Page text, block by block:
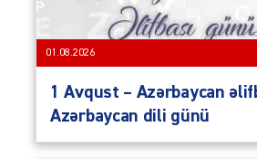
01.08.2026
1 Avqust – Azərbaycan
Azərbaycan dili günü